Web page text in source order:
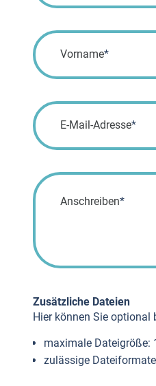
Pflichtfeld
Vorname*
Pflichtfeld
E-Mail-Adresse*
Pflichtfeld
Anschreiben*
Zusätzliche Dateien
Hier können Sie optional
maximale Dateigröße:
zulässige